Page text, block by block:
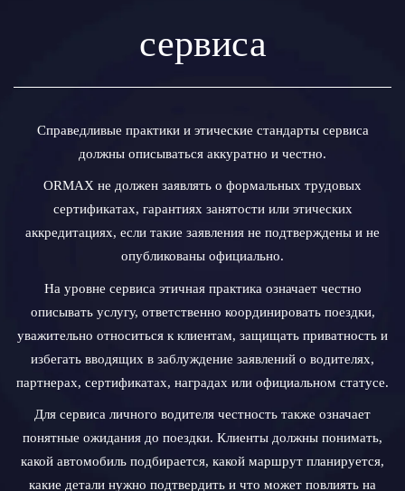
сервиса
Справедливые практики и этические стандарты сервиса
должны описываться аккуратно и честно.
ORMAX не должен заявлять о формальных трудовых
сертификатах, гарантиях занятости или этических
аккредитациях, если такие заявления не подтверждены и не
опубликованы официально.
На уровне сервиса этичная практика означает честно
описывать услугу, ответственно координировать поездки,
уважительно относиться к клиентам, защищать приватность и
избегать вводящих в заблуждение заявлений о водителях,
партнерах, сертификатах, наградах или официальном статусе.
Для сервиса личного водителя честность также означает
понятные ожидания до поездки. Клиенты должны понимать,
какой автомобиль подбирается, какой маршрут планируется,
какие детали нужно подтвердить и что может повлиять на